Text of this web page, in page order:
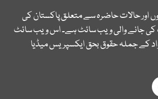
اور حالات حاضرہ سے متعلق پاکستان کی
جانے والی ویب سائٹ ہے۔ اس ویب سائٹ
کے جملہ حقوق بحق ایکسپریس میڈیا